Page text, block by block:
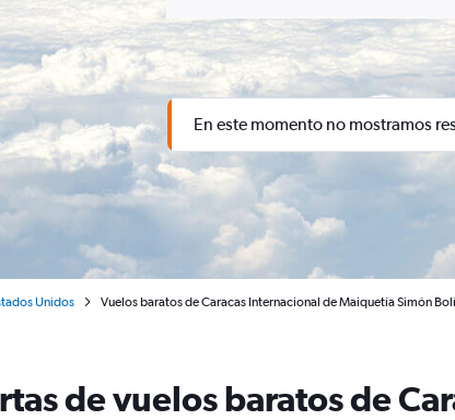
En este momento no mostramos
Unidos Vuelos baratos de Caracas Internacional de Maiquetía Simón
de vuelos baratos de